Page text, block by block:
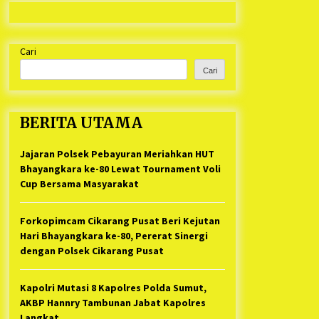
Ketua Umum Jurpala KOSMI
S.H, Ucapkan Terimakasih Atas
Support Camat Kedungwaringin
Jurpala Kosmi
1 tahun ago
Jelang Ramadhan, Kecamatan
Cikarang Pusat Gelar STQ ke-VII
Cari
Cari
BERITA UTAMA
Jajaran Polsek Pebayuran Meriahkan HUT
Bhayangkara ke-80 Lewat Tournament Voli
Cup Bersama Masyarakat
Forkopimcam Cikarang Pusat Beri Kejutan
Hari Bhayangkara ke-80, Pererat Sinergi
dengan Polsek Cikarang Pusat
Kapolri Mutasi 8 Kapolres Polda Sumut,
AKBP Hannry Tambunan Jabat Kapolres